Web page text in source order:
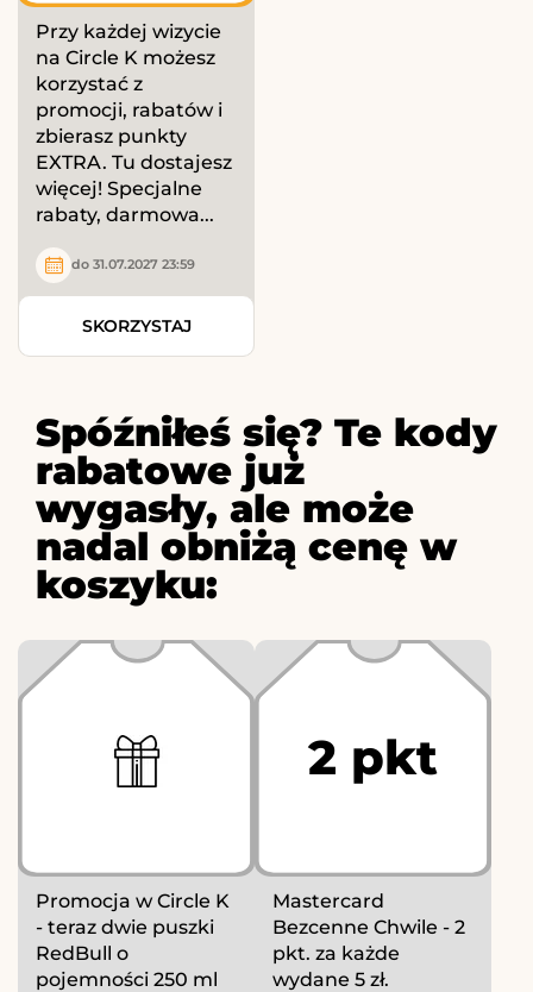
Przy każdej wizycie
na Circle K możesz
korzystać z
promocji, rabatów i
zbierasz punkty
EXTRA. Tu dostajesz
więcej! Specjalne
rabaty, darmowa...
do 31.07.2027 23:59
SKORZYSTAJ
Spóźniłeś się? Te kody
rabatowe już
wygasły, ale może
nadal obniżą cenę w
koszyku:
Promocja w Circle K
- teraz dwie puszki
RedBull o
pojemności 250 ml
2 pkt
Mastercard
Bezcenne Chwile - 2
pkt. za każde
wydane 5 zł.